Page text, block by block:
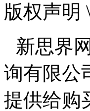
版权声明
新思界
询有限公
提供给购